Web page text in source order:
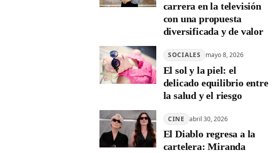
carrera en la televisión
con una propuesta
diversificada y de valor
SOCIALES mayo 8, 2026
El sol y la piel: el
delicado equilibrio entre
la salud y el riesgo
CINE abril 30, 2026
El Diablo regresa a la
cartelera: Miranda